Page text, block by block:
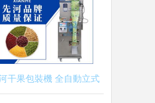
干果包裝機 全自動立式